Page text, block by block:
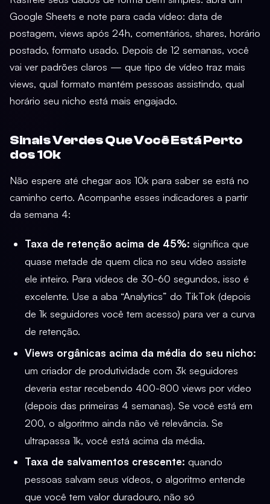
Google Sheets e note para cada vídeo: data de
postagem, views após 24h, comentários, shares, horário
postado, formato usado. Depois de 12 semanas, você
vai ver padrões claros — que tipo de vídeo traz mais
views, qual formato mantém pessoas assistindo, qual
horário seu nicho está mais engajado.
Sinais Verdes Que Você Está Perto
dos 10k
Não espere até chegar aos 10k para saber se está no
caminho certo. Acompanhe esses indicadores a partir
da semana 4:
Taxa de retenção acima de 45%: significa que
quase metade de quem clica no seu vídeo assiste
ele inteiro. Para vídeos de 30-60 segundos, isso é
excelente. Use a aba “Analytics” do TikTok (depois
de 1k seguidores você tem acesso) para ver a curva
de retenção.
Views orgânicas acima da média do seu nicho:
um criador de produtividade com 3k seguidores
deveria estar recebendo 400-800 views por vídeo
(depois das primeiras 4 semanas). Se você está em
200, o algoritmo ainda não vê relevância. Se
ultrapassa 1k, você está acima da média.
Taxa de salvamentos crescente: quando
pessoas salvam seus vídeos, o algoritmo entende
que você tem valor duradouro, não só